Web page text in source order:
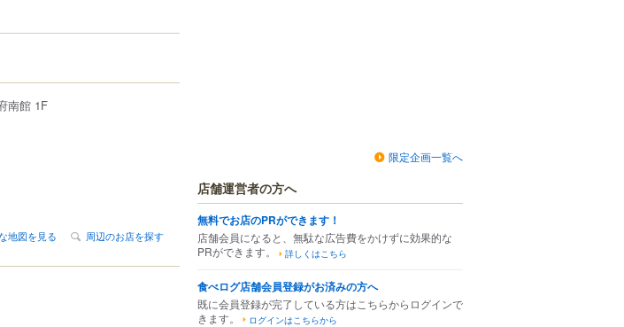
南館 1F
地図を見る 周辺のお店を探す
限定企画一覧へ
店舗運営者の方へ
無料でお店のPRができます！
店舗会員になると、無駄な広告費をかけずに効果的な
PRができます。
詳しくはこちら
食べログ店舗会員登録がお済みの方へ
既に会員登録が完了している方はこちらからログインで
きます。
ログインはこちらから